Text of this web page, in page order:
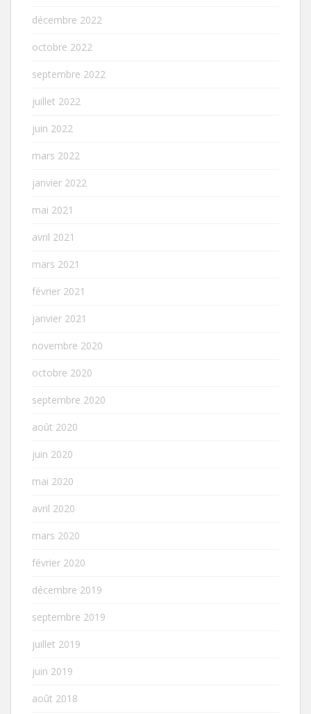
décembre 2022
octobre 2022
septembre 2022
juillet 2022
juin 2022
mars 2022
janvier 2022
mai 2021
avril 2021
mars 2021
février 2021
janvier 2021
novembre 2020
octobre 2020
septembre 2020
août 2020
juin 2020
mai 2020
avril 2020
mars 2020
février 2020
décembre 2019
septembre 2019
juillet 2019
juin 2019
août 2018